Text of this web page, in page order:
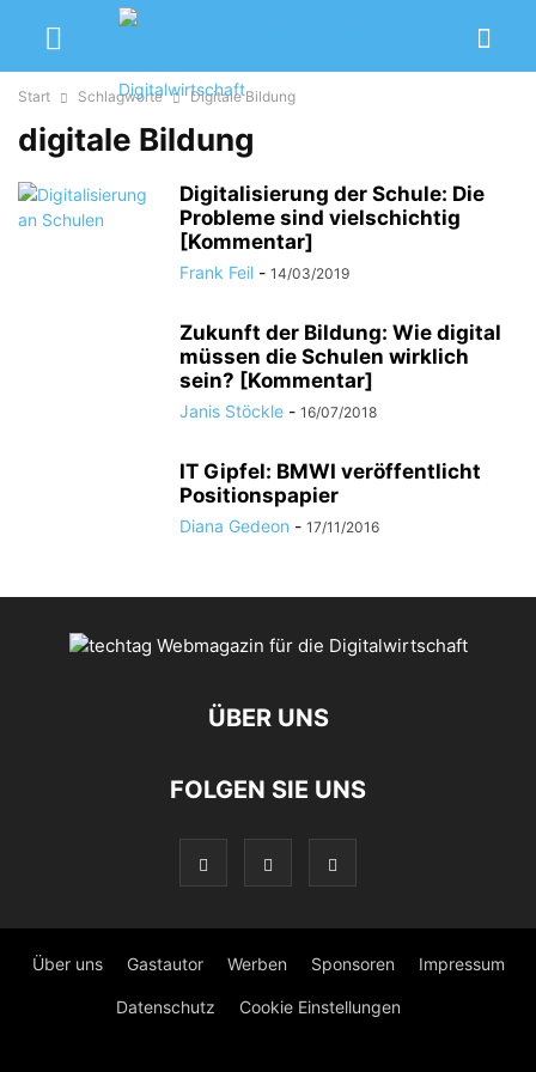
Start Schlagworte Digitale Bildung
digitale Bildung
Digitalisierung der Schule: Die
Probleme sind vielschichtig
[Kommentar]
Frank Feil - 14/03/2019
Zukunft der Bildung: Wie digital
müssen die Schulen wirklich
sein? [Kommentar]
Janis Stöckle - 16/07/2018
IT Gipfel: BMWI veröffentlicht
Positionspapier
Diana Gedeon - 17/11/2016
ÜBER UNS
FOLGEN SIE UNS
Über uns Gastautor Werben Sponsoren Impressum
Datenschutz Cookie Einstellungen